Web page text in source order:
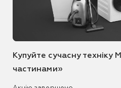
Купуйте сучасну техніку
частинами»